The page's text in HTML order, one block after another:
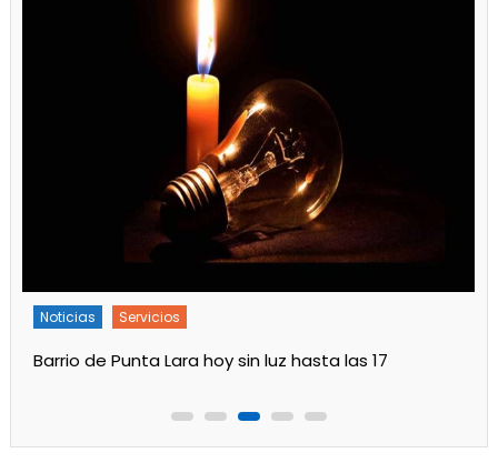
Noticias Servicios
Turnos de Farmacias de Julio 2026 en Ensenada